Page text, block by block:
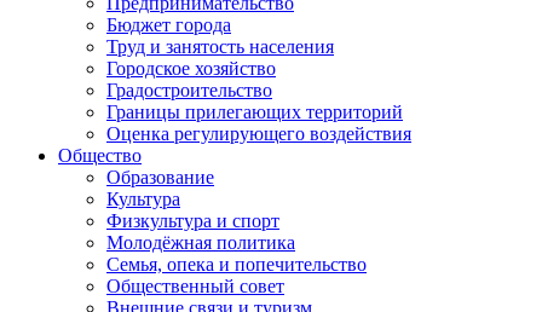
Бюджет города
Труд и занятость населения
Городское хозяйство
Градостроительство
Границы прилегающих территорий
Оценка регулирующего воздействия
Общество
Образование
Культура
Физкультура и спорт
Молодёжная политика
Семья, опека и попечительство
Общественный совет
Внешние связи и туризм